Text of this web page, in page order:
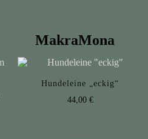
Hundeleine „eckig“
44,00 €
MakraMona